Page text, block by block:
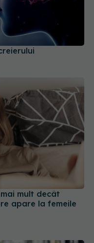
mult decât
apare la femeile